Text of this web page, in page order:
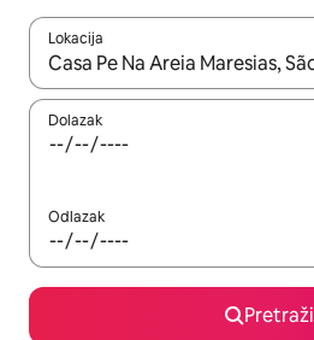
Lokacija
Kada budu dostupni rezultati,
Dolazak
Odlazak
Pretraži